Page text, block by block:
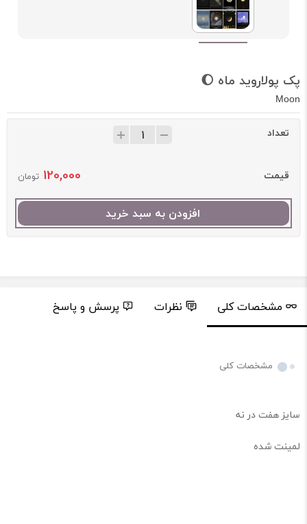
پک پولاروید ماه 🌔
Moon
تعداد
قیمت 120,000 تومان
افزودن به سبد خرید
مشخصات کلی نظرات پرسش و پاسخ
مشخصات کلی
سایز هفت در نه
لمینت شده